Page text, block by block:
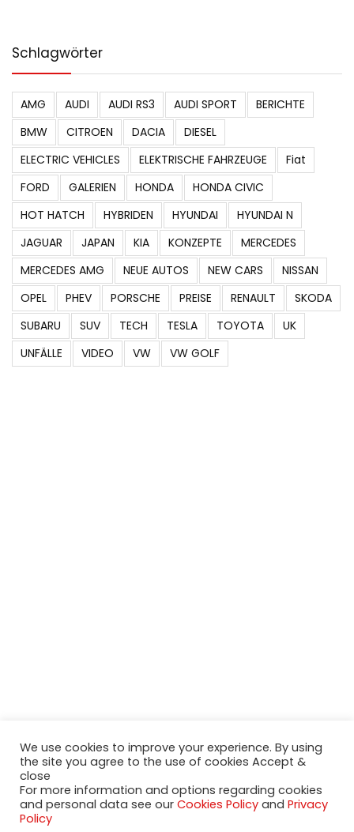
Schlagwörter
AMG AUDI AUDI RS3 AUDI SPORT
BERICHTE
BMW
CITROEN DACIA
DIESEL
ELECTRIC VEHICLES
ELEKTRISCHE FAHRZEUGE
Fiat
FORD
GALERIEN HONDA
HONDA CIVIC
HOT HATCH
HYBRIDEN HYUNDAI
HYUNDAI N
JAGUAR
JAPAN KIA KONZEPTE
MERCEDES
MERCEDES AMG
NEUE AUTOS NEW CARS
NISSAN
OPEL
PHEV PORSCHE PREISE RENAULT
SKODA
SUBARU
SUV TECH TESLA TOYOTA
UK
UNFÄLLE
VIDEO VW VW GOLF
2020-2023 NeueModelleAutos.de. KaripNetwork - All rights
We use cookies to improve your experience. By using
the site you agree to the use of cookies Accept &
close
For more information and options regarding cookies
and personal data see our Cookies Policy and Privacy
Policy